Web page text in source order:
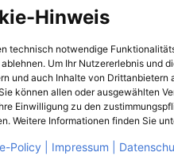
Hinweis
technisch notwendige
Um Ihr Nutzererlebnis und
und auch Inhalte von
können allen oder ausgewählten
Einwilligung zu den
Weitere Informationen finden Sie
Policy | Impressum |